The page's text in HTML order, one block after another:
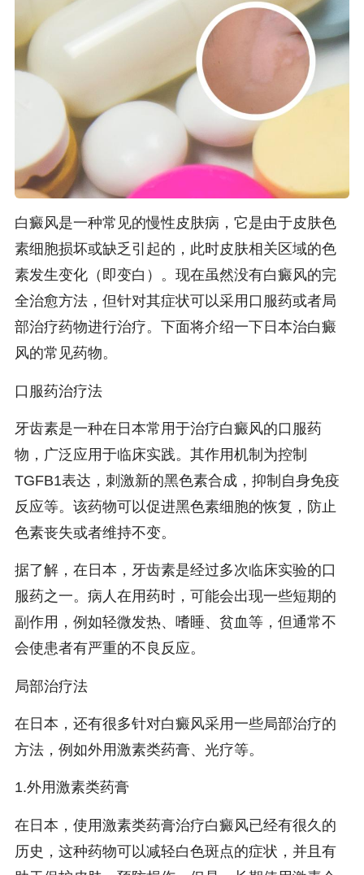
白癜风是一种常见的慢性皮肤病，它是由于皮肤色
素细胞损坏或缺乏引起的，此时皮肤相关区域的色
素发生变化（即变白）。现在虽然没有白癜风的完
全治愈方法，但针对其症状可以采用口服药或者局
部治疗药物进行治疗。下面将介绍一下日本治白癜
风的常见药物。
口服药治疗法
牙齿素是一种在日本常用于治疗白癜风的口服药
物，广泛应用于临床实践。其作用机制为控制
TGFB1表达，刺激新的黑色素合成，抑制自身免疫
反应等。该药物可以促进黑色素细胞的恢复，防止
色素丧失或者维持不变。
据了解，在日本，牙齿素是经过多次临床实验的口
服药之一。病人在用药时，可能会出现一些短期的
副作用，例如轻微发热、嗜睡、贫血等，但通常不
会使患者有严重的不良反应。
局部治疗法
在日本，还有很多针对白癜风采用一些局部治疗的
方法，例如外用激素类药膏、光疗等。
1.外用激素类药膏
在日本，使用激素类药膏治疗白癜风已经有很久的
历史，这种药物可以减轻白色斑点的症状，并且有